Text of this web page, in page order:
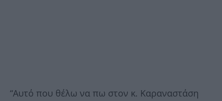
“Αυτό που θέλω να πω στον κ. Καραναστάση